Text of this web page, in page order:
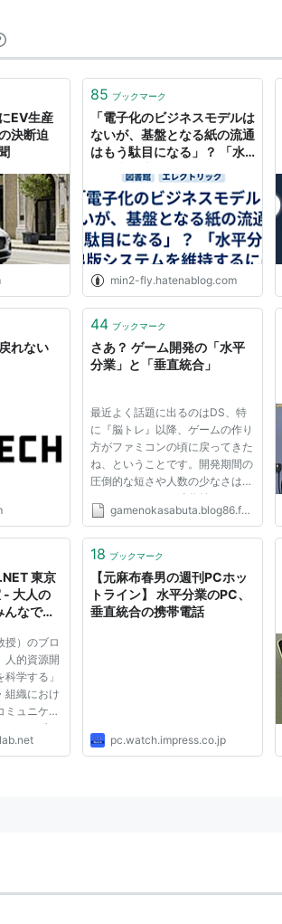
EV生産
決断迫
85 ブックマーク
「電子化のビジネスモデルは
ないが、基盤となる紙の流通
はもう駄目になる」？ 「水
するには公共基盤が必要」？
（第27回Hitachi アカデミッ
クシステム研究会「電子書籍
の現在 そして未来」） - か
たつむりは電子図書館の夢を
みるか（はてなブログ版）
min2-fly.hatenablog.com
れない
44 ブックマーク
さあ？ ゲーム開発の「水平
分業」と「垂直統合」
最近よく話題に出るのはDS、特
に『脳トレ』以降、ゲームの作り
方がファミコンの頃に戻ってきた
ね、ということです。開発期間の
圧倒的な短さや人数の少なさは、
まさにファミコン時代並みです
し、ネタから商品になるまでの鮮
ています。 ゲーム制作って、最
マ...
gamenokasabuta.blog86.fc2.com
東京
- 大人の
んなで
統合」さ
トも描け
て、写真
ん!?
授）のブロ
人的資源開
学する」
組織におけ
ミュニケー
ます。 先
・ディレ
18 ブックマーク
【元麻布春男の週刊PCホッ
トライン】 水平分業のPC、
垂直統合の携帯電話
pc.watch.impress.co.jp